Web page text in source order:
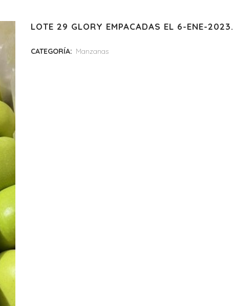
LOTE 29 GLORY EMPACADAS EL 6-ENE-2023.
CATEGORÍA: Manzanas